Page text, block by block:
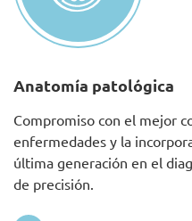
Anatomía patológica
Compromiso con el mejor
enfermedades y la
última generación en el
de precisión.